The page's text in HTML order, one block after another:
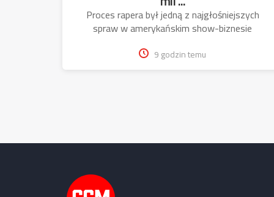
Proces rapera był jedną z najgłośniejszych
spraw w amerykańskim show-biznesie
9 godzin temu